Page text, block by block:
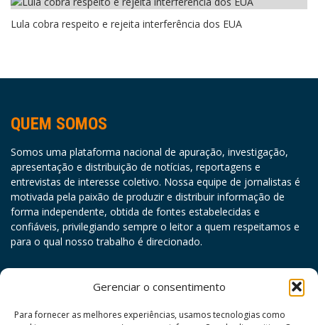
Gerenciar o consentimento
Para fornecer as melhores experiências, usamos tecnologias como
Lula cobra respeito e rejeita interferência dos EUA
QUEM SOMOS
Somos uma plataforma nacional de apuração, investigação,
apresentação e distribuição de notícias, reportagens e
entrevistas de interesse coletivo. Nossa equipe de jornalistas é
motivada pela paixão de produzir e distribuir informação de
forma independente, obtida de fontes estabelecidas e
confiáveis, privilegiando sempre o leitor a quem respeitamos e
para o qual nosso trabalho é direcionado.
D
S T Q Q S S